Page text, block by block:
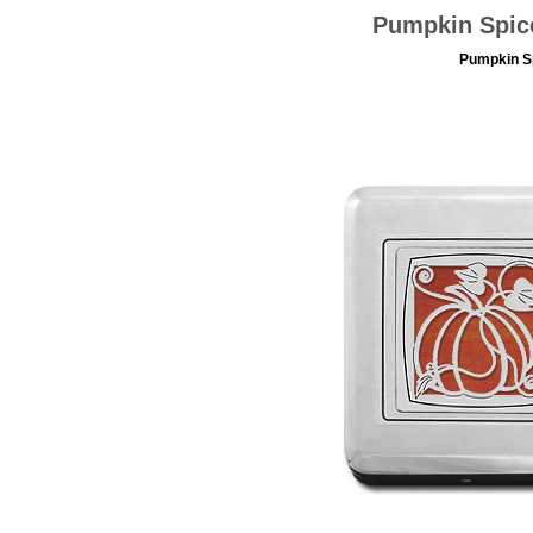
Pumpkin
Pumpkin